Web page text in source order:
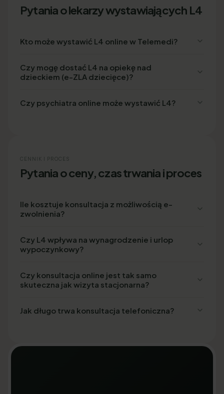
Pytania o lekarzy wystawiających L4
Kto może wystawić L4 online w Telemedi?
Czy mogę dostać L4 na opiekę nad
dzieckiem (e-ZLA dziecięce)?
Czy psychiatra online może wystawić L4?
CENNIK I PROCES
Pytania o ceny, czas trwania i proces
Ile kosztuje konsultacja z możliwością e-
zwolnienia?
Czy L4 wpływa na wynagrodzenie i urlop
wypoczynkowy?
Czy konsultacja online jest tak samo
skuteczna jak wizyta stacjonarna?
Jak długo trwa konsultacja telefoniczna?